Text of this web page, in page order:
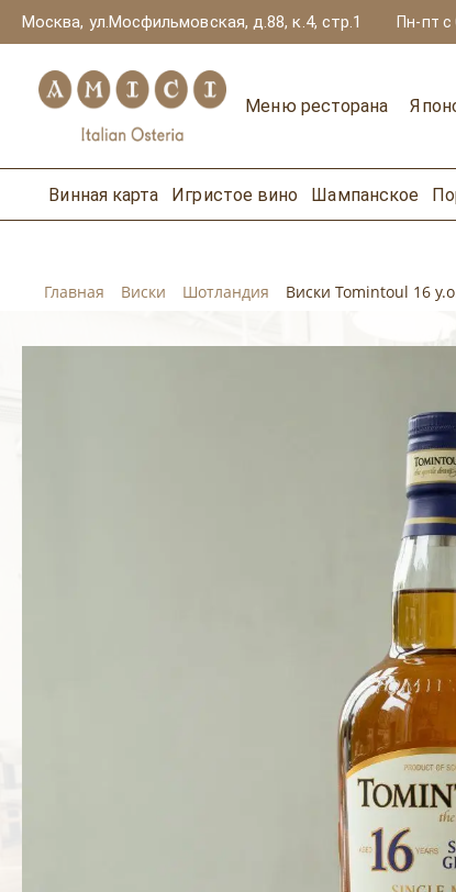
Москва, ул.Мосфильмовская, д.88, к.4, стр.1 Пн-пт с
Меню ресторана
Винная карта Игристое вино Шампанское
Главная Виски Шотландия Виски Tomintoul 16